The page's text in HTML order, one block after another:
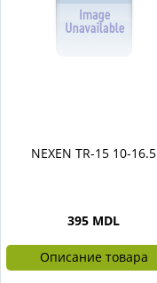
NEXEN TR-15 10-16.5
395 MDL
Описание товара